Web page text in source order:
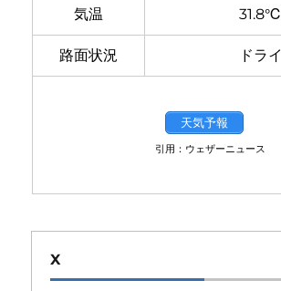
気温 31.8℃
路面状況 ドライ
天気予報
引用：ウェザーニュース
X